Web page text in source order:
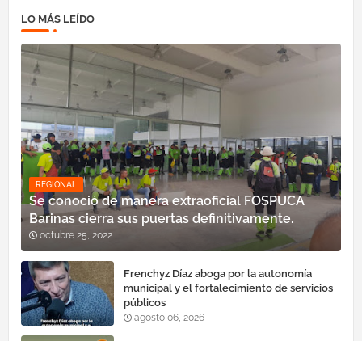
LO MÁS LEÍDO
REGIONAL
Se conoció de manera extraoficial FOSPUCA
Barinas cierra sus puertas definitivamente.
octubre 25, 2022
Frenchyz Díaz aboga por la autonomía
municipal y el fortalecimiento de servicios
públicos
agosto 06, 2026